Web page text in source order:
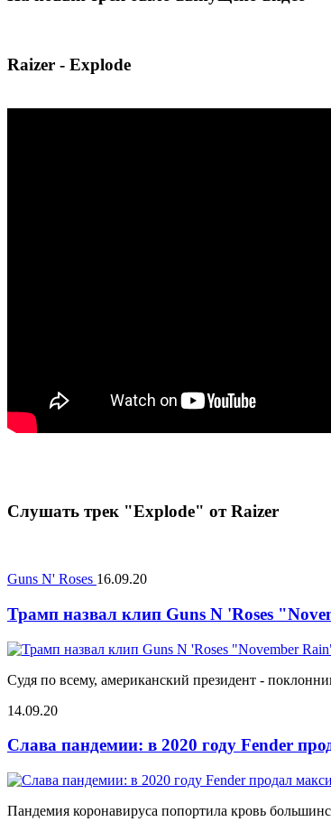
Raizer - Explode
Слушать трек "Explode" от Raizer
Guns N' Roses 16.09.20
Трамп назвал клип Guns N 'Roses
Судя по всему, американский президент -
14.09.20
Слава пандемии: в 2020 году Fender
Пандемия коронавируса попортила кровь